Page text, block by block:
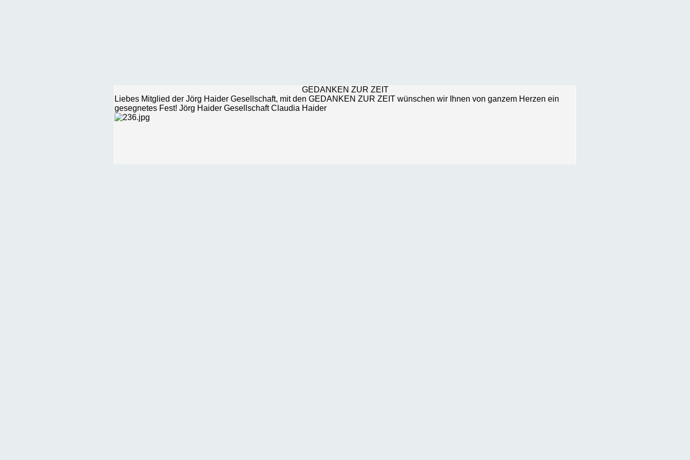
GEDANKEN ZUR ZEIT
Liebes Mitglied der Jörg Haider Gesellschaft, mit den GEDANKEN ZUR ZEIT wünschen wir Ihnen von ganzem Herzen ein
gesegnetes Fest! Jörg Haider Gesellschaft Claudia Haider